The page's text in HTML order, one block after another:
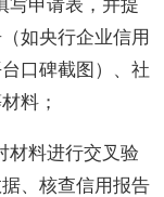
写申请表，并提
如央行企业信用
口碑截图）、社
料；
材料进行交叉验
、核查信用报告